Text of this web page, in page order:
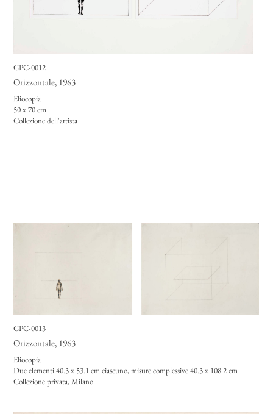
GPC-0012
Orizzontale, 1963
Eliocopia
50 x 70 cm
Collezione dell'artista
GPC-0013
Orizzontale, 1963
Eliocopia
Due elementi 40.3 x 53.1 cm ciascuno, misure complessive 40.3 x 108.2 cm
Collezione privata, Milano